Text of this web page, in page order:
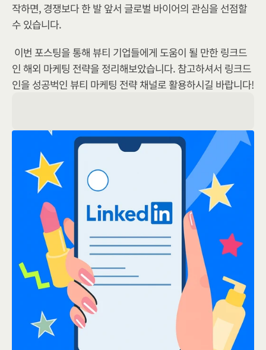
작하면, 경쟁보다 한 발 앞서 글로벌 바이어의 관심을 선점할
수 있습니다.
​이번 포스팅을 통해 뷰티 기업들에게 도움이 될 만한 링크드
인 해외 마케팅 전략을 정리해보았습니다. 참고하셔서 링크드
인을 성공벅인 뷰티 마케팅 전략 채널로 활용하시길 바랍니다!